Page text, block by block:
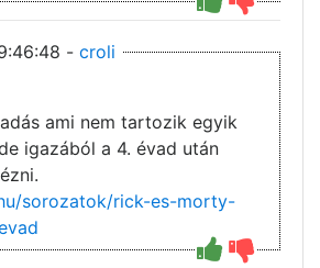
- croli
ami nem tartozik egyik
igazából a 4. évad után
sorozatok/rick-es-morty-